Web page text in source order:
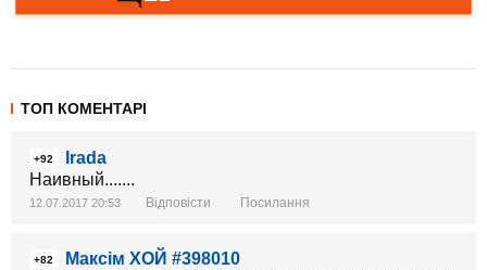
ТОП КОМЕНТАРІ
+92
Irada
Наивный.......
12.07.2017 20:53 Відповісти Посилання
+82
Максім ХОЙ #398010